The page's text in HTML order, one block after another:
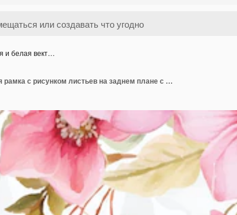
и белая вект…
Розовая и белая векторная рамка с рисунком листьев на заднем плане с флорой и цветами